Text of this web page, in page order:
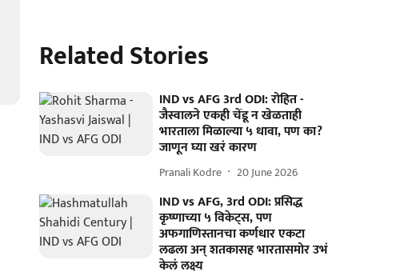
Related Stories
IND vs AFG 3rd ODI: रोहित -
जैस्वालने एकही चेंडू न खेळताही
भारताला मिळाल्या ५ धावा, पण का?
जाणून घ्या खरं कारण
Pranali Kodre 20 June 2026
IND vs AFG, 3rd ODI: प्रसिद्ध
कृष्णाच्या ५ विकेट्स, पण
अफगाणिस्तानचा कर्णधार एकटा
लढला अन् शतकासह भारतासमोर उभं
केलं लक्ष्य